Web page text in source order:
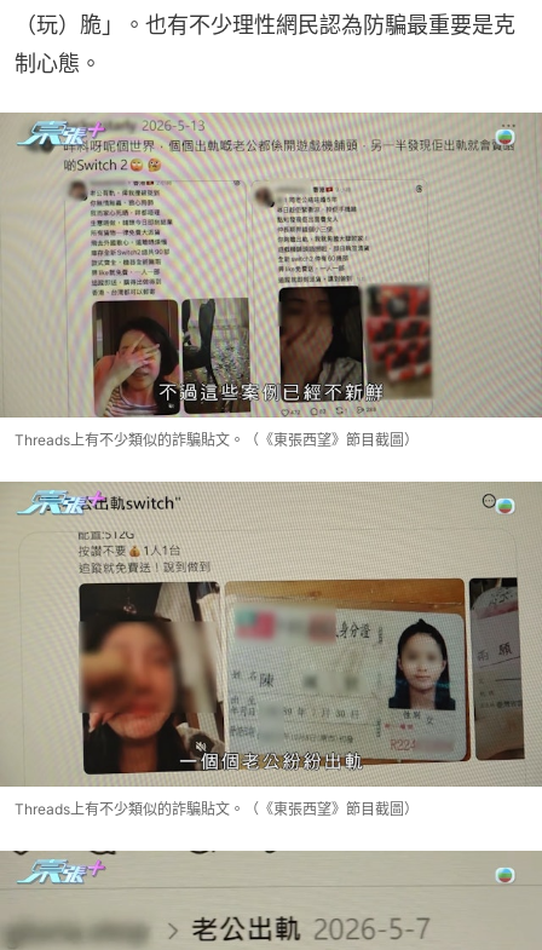
（玩）脆」。也有不少理性網民認為防騙最重要是克
制心態。
Threads上有不少類似的詐騙貼文。（《東張西望》節目截圖）
Threads上有不少類似的詐騙貼文。（《東張西望》節目截圖）